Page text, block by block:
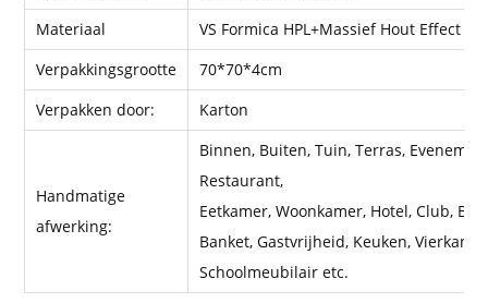
Materiaal
VS Formica HPL+Massief Hout Effect
Verpakkingsgrootte
70*70*4cm
Verpakken door:
Karton
Handmatige
afwerking:
Binnen, Buiten, Tuin, Terras,
Restaurant,
Eetkamer, Woonkamer, Hotel, Club,
Banket, Gastvrijheid, Keuken,
Schoolmeubilair etc.